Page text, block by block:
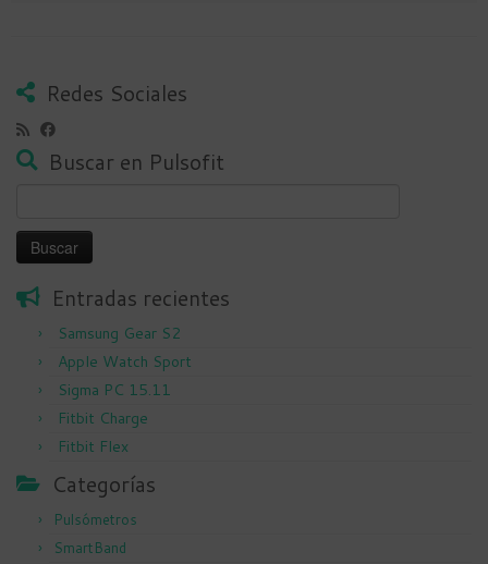
Redes Sociales
Buscar en Pulsofit
Entradas recientes
Samsung Gear S2
Apple Watch Sport
Sigma PC 15.11
Fitbit Charge
Fitbit Flex
Categorías
Pulsómetros
SmartBand